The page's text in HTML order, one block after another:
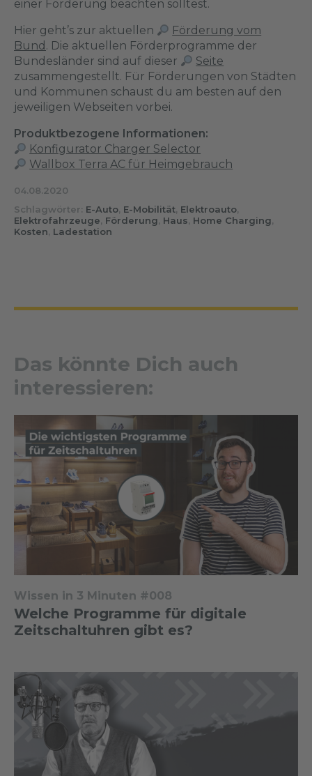
einer Förderung beachten solltest.
Hier geht’s zur aktuellen
Förderung vom
Bund . Die aktuellen Förderprogramme der
Bundesländer sind auf dieser
Seite
zusammengestellt. Für Förderungen von Städten
und Kommunen schaust du am besten auf den
jeweiligen Webseiten vorbei.
Produktbezogene Informationen:
Konfigurator Charger Selector
Wallbox Terra AC für Heimgebrauch
04.08.2020
Schlagwörter: E-Auto, E-Mobilität, Elektroauto,
Elektrofahrzeuge, Förderung, Haus, Home Charging,
Kosten, Ladestation
Das könnte Dich auch
interessieren:
Wissen in 3 Minuten #008
Welche Programme für digitale
Zeitschaltuhren gibt es?